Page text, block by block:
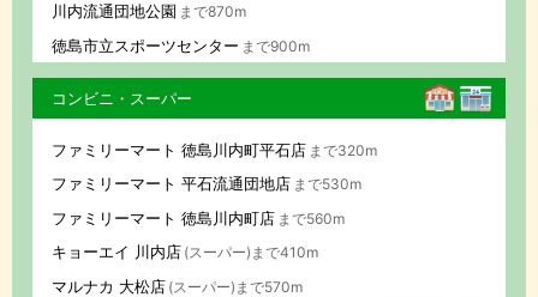
川内流通団地公園 まで870m
徳島市立スポーツセンター まで900m
コンビニ・スーパー
ファミリーマート 徳島川内町平石店 まで320m
ファミリーマート 平石流通団地店 まで530m
ファミリーマート 徳島川内町店 まで560m
キョーエイ 川内店 (スーパー)まで410m
マルナカ 大松店 (スーパー)まで570m